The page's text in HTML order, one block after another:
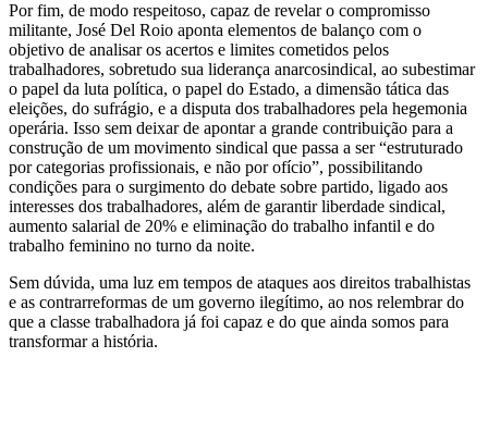
Por fim, de modo respeitoso, capaz de revelar o compromisso
militante, José Del Roio aponta elementos de balanço com o
objetivo de analisar os acertos e limites cometidos pelos
trabalhadores, sobretudo sua liderança anarcosindical, ao subestimar
o papel da luta política, o papel do Estado, a dimensão tática das
eleições, do sufrágio, e a disputa dos trabalhadores pela hegemonia
operária. Isso sem deixar de apontar a grande contribuição para a
construção de um movimento sindical que passa a ser “estruturado
por categorias profissionais, e não por ofício”, possibilitando
condições para o surgimento do debate sobre partido, ligado aos
interesses dos trabalhadores, além de garantir liberdade sindical,
aumento salarial de 20% e eliminação do trabalho infantil e do
trabalho feminino no turno da noite.
Sem dúvida, uma luz em tempos de ataques aos direitos trabalhistas
e as contrarreformas de um governo ilegítimo, ao nos relembrar do
que a classe trabalhadora já foi capaz e do que ainda somos para
transformar a história.